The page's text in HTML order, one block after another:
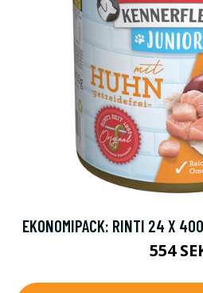
EKONOMIPACK: RINTI 24 X
554